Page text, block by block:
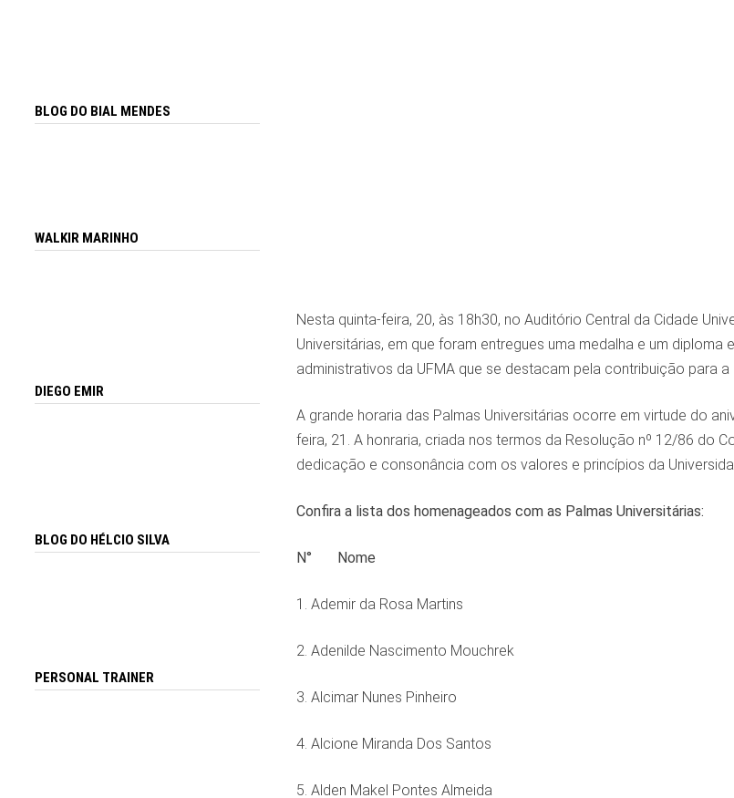
Nesta quinta-feira, 20, às 18h30, no Auditório Central da Cidade
Universitárias, em que foram entregues uma medalha e um
administrativos da UFMA que se destacam pela contribuição para
A grande horaria das Palmas Universitárias ocorre em virtude do
feira, 21. A honraria, criada nos termos da Resolução nº 12/86 do
dedicação e consonância com os valores e princípios da
Confira a lista dos homenageados com as Palmas Universitárias:
N° Nome
1. Ademir da Rosa Martins
2. Adenilde Nascimento Mouchrek
3. Alcimar Nunes Pinheiro
4. Alcione Miranda Dos Santos
5. Alden Makel Pontes Almeida
BLOG DO BIAL MENDES
WALKIR MARINHO
DIEGO EMIR
BLOG DO HÉLCIO SILVA
PERSONAL TRAINER